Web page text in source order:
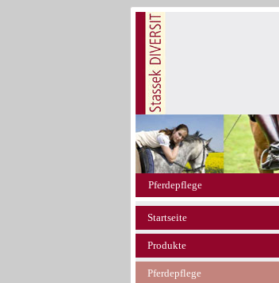
Pferdepflege
Startseite
Produkte
Pferdepflege